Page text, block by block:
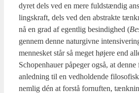
dyret dels ved en mere fuld­stæn­dig
lings­kraft, dels ved den abstrak­te
nå en grad af egent­lig besin­dig­hed (
gen­nem den­ne natur­giv­ne
men­ne­sket står så meget høje­re end
Scho­pen­hau­er påpe­ger også, at
anled­ning til en ved­hol­den­de
nem­lig dén at for­stå for­nuf­ten,